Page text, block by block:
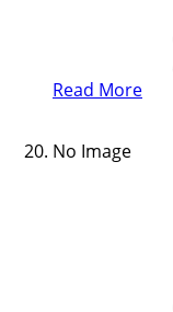
Read More
No Image